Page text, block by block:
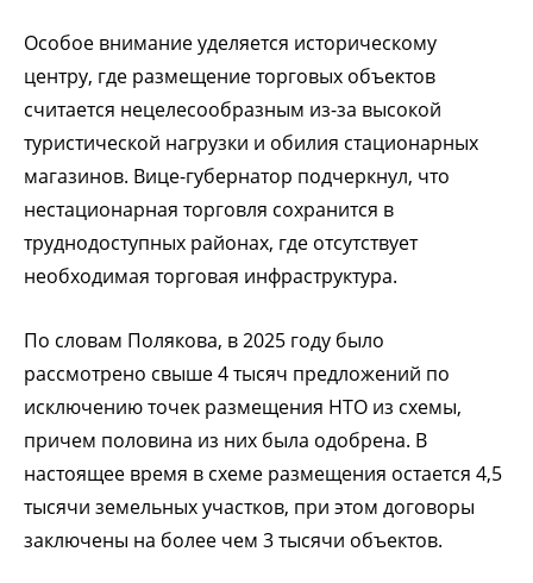
Особое внимание уделяется историческому
центру, где размещение торговых объектов
считается нецелесообразным из-за высокой
туристической нагрузки и обилия стационарных
магазинов. Вице-губернатор подчеркнул, что
нестационарная торговля сохранится в
труднодоступных районах, где отсутствует
необходимая торговая инфраструктура.
По словам Полякова, в 2025 году было
рассмотрено свыше 4 тысяч предложений по
исключению точек размещения НТО из схемы,
причем половина из них была одобрена. В
настоящее время в схеме размещения остается 4,5
тысячи земельных участков, при этом договоры
заключены на более чем 3 тысячи объектов.